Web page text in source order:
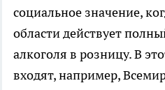
социальное значение,
области действует
алкоголя в розницу. В
входят, например,